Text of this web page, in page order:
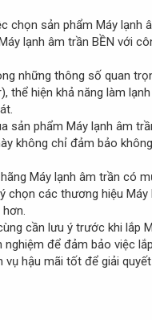
chọn sản phẩm Máy
lạnh âm trần BỀN với
những thông số quan
thể hiện khả năng làm
sản phẩm Máy lạnh âm
không chỉ đảm bảo
Máy lạnh âm trần có
chọn các thương hiệu
cần lưu ý trước khi lắp
để đảm bảo việc
hậu mãi tốt để giải